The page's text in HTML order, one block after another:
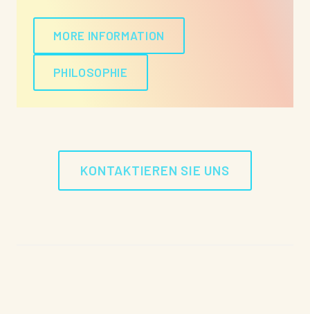
MORE INFORMATION
PHILOSOPHIE
KONTAKTIEREN SIE UNS